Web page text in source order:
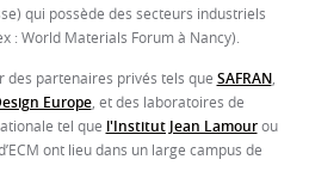
qui possède des secteurs industriels
: World Materials Forum à Nancy).
des partenaires privés tels que SAFRAN,
Europe, et des laboratoires de
tel que l'Institut Jean Lamourou
ont lieu dans un large campus de